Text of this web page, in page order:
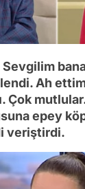
Ah
Çok
epey
veriştirdi.